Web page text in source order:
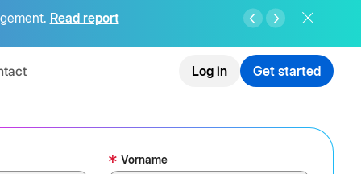
Read report
Log in Get started
* Vorname